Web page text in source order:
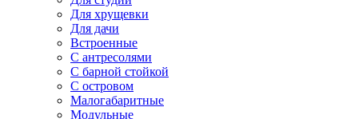
Для хрущевки
Для дачи
Встроенные
С антресолями
С барной стойкой
С островом
Малогабаритные
Модульные